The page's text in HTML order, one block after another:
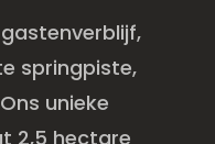
springpiste,
unieke
2,5 hectare